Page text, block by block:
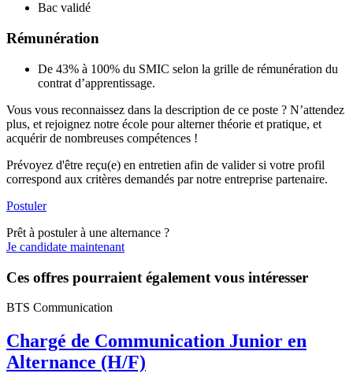
Bac validé
Rémunération
De 43% à 100% du SMIC selon la grille de rémunération du
contrat d’apprentissage.
Vous vous reconnaissez dans la description de ce poste ? N’attendez
plus, et rejoignez notre école pour alterner théorie et pratique, et
acquérir de nombreuses compétences !
Prévoyez d'être reçu(e) en entretien afin de valider si votre profil
correspond aux critères demandés par notre entreprise partenaire.
Postuler
Prêt à postuler à une alternance ?
Je candidate maintenant
Ces offres pourraient également vous intéresser
BTS Communication
Chargé de Communication Junior en
Alternance (H/F)